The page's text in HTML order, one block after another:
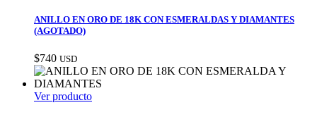
ANILLO EN ORO DE 18K CON ESMERALDAS Y DIAMANTES
(AGOTADO)
$740 USD
Ver producto